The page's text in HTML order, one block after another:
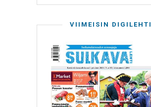
VIIMEISIN DIGILEHTI